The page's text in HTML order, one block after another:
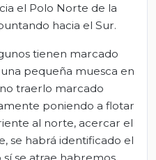
el Polo Norte de la
hacia el Sur.
tienen marcado
pequeña muesca en
traerlo marcado
poniendo a flotar
al norte, acercar el
se habrá identificado el